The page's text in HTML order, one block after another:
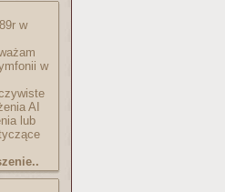
w
w
AI
lub